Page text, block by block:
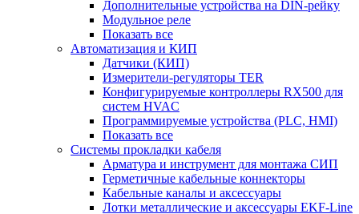
Дополнительные устройства на DIN-рейку
Модульное реле
Показать все
Автоматизация и КИП
Датчики (КИП)
Измерители-регуляторы TER
Конфигурируемые контроллеры RX500 для
систем HVAC
Программируемые устройства (PLC, HMI)
Показать все
Системы прокладки кабеля
Арматура и инструмент для монтажа СИП
Герметичные кабельные коннекторы
Кабельные каналы и аксессуары
Лотки металлические и аксессуары EKF-Line